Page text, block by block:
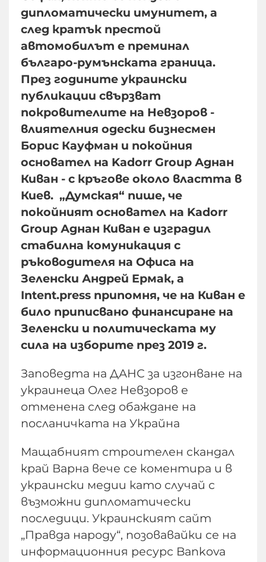
дипломатически имунитет, а
след кратък престой
автомобилът е преминал
българо-румънската граница.
През годините украински
публикации свързват
покровителите на Невзоров -
влиятелния одески бизнесмен
Борис Кауфман и покойния
основател на Kadorr Group Аднан
Киван - с кръгове около властта в
Киев. „Думская“ пише, че
покойният основател на Kadorr
Group Аднан Киван е изградил
стабилна комуникация с
ръководителя на Офиса на
Зеленски Андрей Ермак, а
Intent.press припомня, че на Киван е
било приписвано финансиране на
Зеленски и политическата му
сила на изборите през 2019 г.
Заповедта на ДАНС за изгонване на
украинеца Олег Невзоров е
отменена след обаждане на
посланичката на Украйна
Мащабният строителен скандал
край Варна вече се коментира и в
украински медии като случай с
възможни дипломатически
последици. Украинският сайт
„Правда народу“, позовавайки се на
информационния ресурс Bankova